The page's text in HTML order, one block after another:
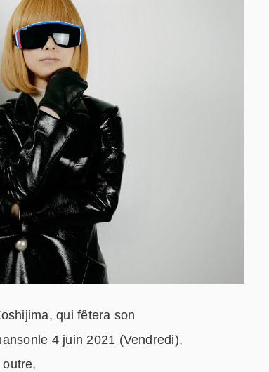
qui fêtera son
4 juin 2021 (Vendredi),